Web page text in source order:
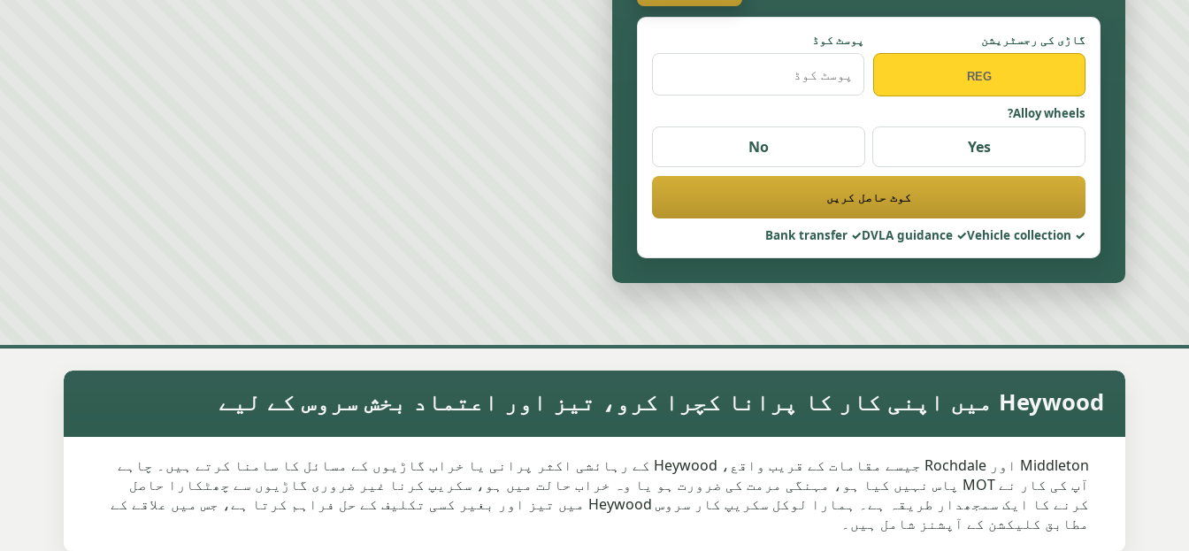
گاڑی کی رجسٹریشن پوسٹ کوڈ
Alloy wheels?
Yes
No
کوٹ حاصل کریں
Vehicle collection
DVLA guidance
Bank transfer
Heywood میں اپنی کار کا پرانا کچرا کرو، تیز اور اعتماد بخش سروس کے لیے
Middleton اور Rochdale جیسے مقامات کے قریب واقع، Heywood کے رہائشی اکثر پرانی یا خراب گاڑیوں کے مسائل کا سامنا کرتے ہیں۔ چاہے
آپ کی کار نے MOT پاس نہیں کیا ہو، مہنگی مرمت کی ضرورت ہو یا وہ خراب حالت میں ہو، سکریپ کرنا غیر ضروری گاڑیوں سے چھٹکارا حاصل
کرنے کا ایک سمجھدار طریقہ ہے۔ ہمارا لوکل سکریپ کار سروس Heywood میں تیز اور بغیر کسی تکلیف کے حل فراہم کرتا ہے، جس میں علاقے کے
مطابق کلیکشن کے آپشنز شامل ہیں۔